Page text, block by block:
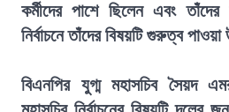
কর্মীদের পাশে ছিলেন এবং তাঁদের
নির্বাচনে তাঁদের বিষয়টি গুরুত্ব
বিএনপির যুগ্ম মহাসচিব সৈয়দ